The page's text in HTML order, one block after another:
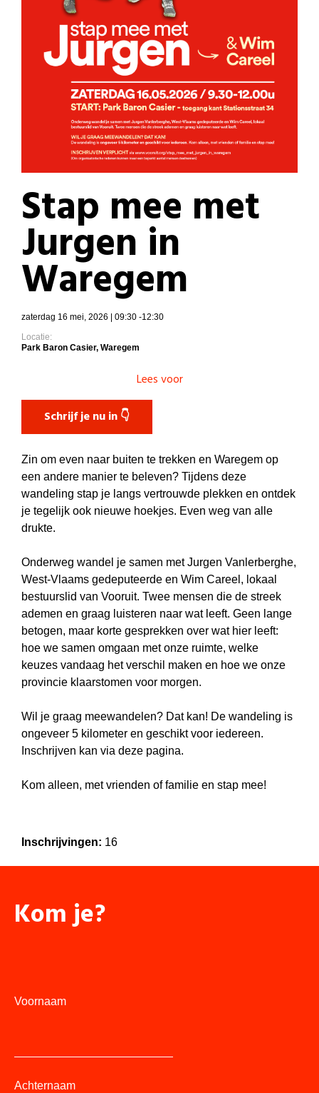
Stap mee met
Jurgen in
Waregem
zaterdag 16 mei, 2026 | 09:30 -12:30
Locatie:
Park Baron Casier, Waregem
Lees voor
Schrijf je nu in 👇
Zin om even naar buiten te trekken en Waregem op
een andere manier te beleven? Tijdens deze
wandeling stap je langs vertrouwde plekken en ontdek
je tegelijk ook nieuwe hoekjes. Even weg van alle
drukte.
Onderweg wandel je samen met Jurgen Vanlerberghe,
West-Vlaams gedeputeerde en Wim Careel, lokaal
bestuurslid van Vooruit. Twee mensen die de streek
ademen en graag luisteren naar wat leeft. Geen lange
betogen, maar korte gesprekken over wat hier leeft:
hoe we samen omgaan met onze ruimte, welke
keuzes vandaag het verschil maken en hoe we onze
provincie klaarstomen voor morgen.
Wil je graag meewandelen? Dat kan! De wandeling is
ongeveer 5 kilometer en geschikt voor iedereen.
Inschrijven kan via deze pagina.
Kom alleen, met vrienden of familie en stap mee!
Inschrijvingen: 16
Kom je?
Voornaam
Achternaam